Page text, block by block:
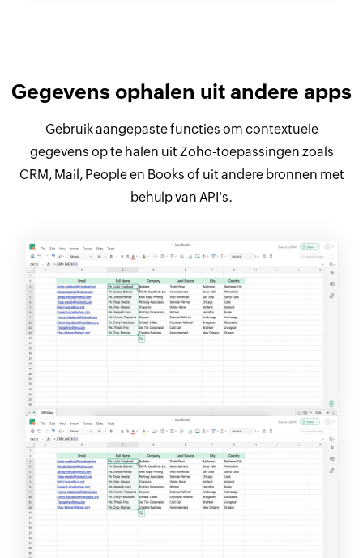
Gegevens ophalen uit andere apps
Gebruik aangepaste functies om contextuele
gegevens op te halen uit Zoho-toepassingen zoals
CRM, Mail,People en Books of uit andere bronnen met
behulp van API's.